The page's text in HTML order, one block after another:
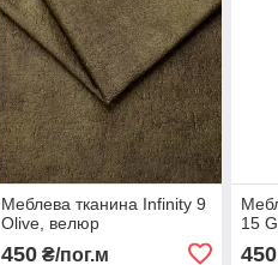
Меблева тканина Infinity 9
Olive, велюр
450₴/пог.м
15
450